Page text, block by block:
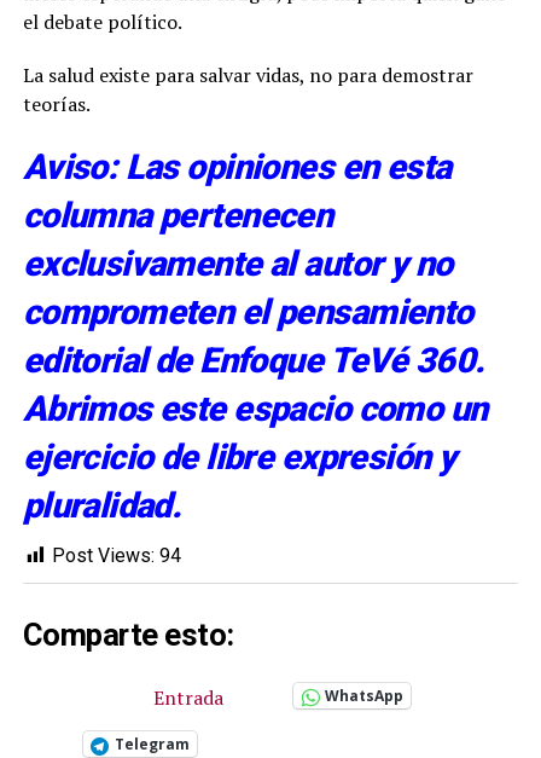
el debate político.
La salud existe para salvar vidas, no para demostrar
teorías.
Aviso: Las opiniones en esta
columna pertenecen
exclusivamente al autor y no
comprometen el pensamiento
editorial de Enfoque TeVé 360.
Abrimos este espacio como un
ejercicio de libre expresión y
pluralidad.
Post Views: 94
Comparte esto:
Entrada WhatsApp
Telegram